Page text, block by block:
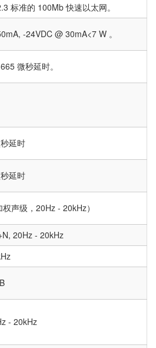
标准的 100Mb 快速以太网。
-24VDC @ 30mA<7 W 。
微秒延时。
延时
延时
声级，20Hz - 20kHz）
20Hz - 20kHz
- 20kHz